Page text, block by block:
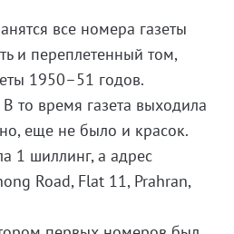
все номера газеты
и переплетенный том,
1950–51 годов.
то время газета выходила
еще не было и красок.
1 шиллинг, а адрес
Road, Flat 11, Prahran,